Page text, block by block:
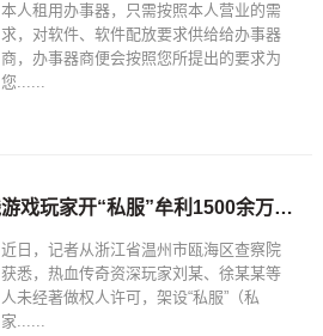
本人租用办事器，只需按照本人营业的需
求，对软件、软件配放要求供给给办事器
商，办事器商便会按照您所提出的要求为
您......
开私服租服务器多少钱游戏玩家开“私服”牟利1500余万元 因侵犯著作权被判缓刑
近日，记者从浙江省温州市瓯海区查察院
获悉，热血传奇资深玩家刘某、徐某某等
人未经著做权人许可，架设“私服”（私
家......